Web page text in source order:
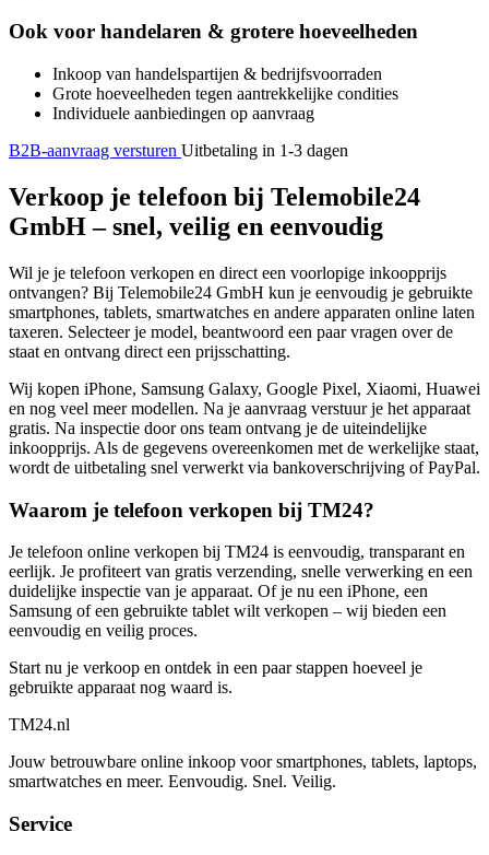
Ook voor handelaren & grotere hoeveelheden
Inkoop van handelspartijen & bedrijfsvoorraden
Grote hoeveelheden tegen aantrekkelijke condities
Individuele aanbiedingen op aanvraag
B2B-aanvraag versturen Uitbetaling in 1-3 dagen
Verkoop je telefoon bij Telemobile24
GmbH – snel, veilig en eenvoudig
Wil je je telefoon verkopen en direct een voorlopige inkoopprijs
ontvangen? Bij Telemobile24 GmbH kun je eenvoudig je gebruikte
smartphones, tablets, smartwatches en andere apparaten online laten
taxeren. Selecteer je model, beantwoord een paar vragen over de
staat en ontvang direct een prijsschatting.
Wij kopen iPhone, Samsung Galaxy, Google Pixel, Xiaomi, Huawei
en nog veel meer modellen. Na je aanvraag verstuur je het apparaat
gratis. Na inspectie door ons team ontvang je de uiteindelijke
inkoopprijs. Als de gegevens overeenkomen met de werkelijke staat,
wordt de uitbetaling snel verwerkt via bankoverschrijving of PayPal.
Waarom je telefoon verkopen bij TM24?
Je telefoon online verkopen bij TM24 is eenvoudig, transparant en
eerlijk. Je profiteert van gratis verzending, snelle verwerking en een
duidelijke inspectie van je apparaat. Of je nu een iPhone, een
Samsung of een gebruikte tablet wilt verkopen – wij bieden een
eenvoudig en veilig proces.
Start nu je verkoop en ontdek in een paar stappen hoeveel je
gebruikte apparaat nog waard is.
TM24.nl
Jouw betrouwbare online inkoop voor smartphones, tablets, laptops,
smartwatches en meer. Eenvoudig. Snel. Veilig.
Service